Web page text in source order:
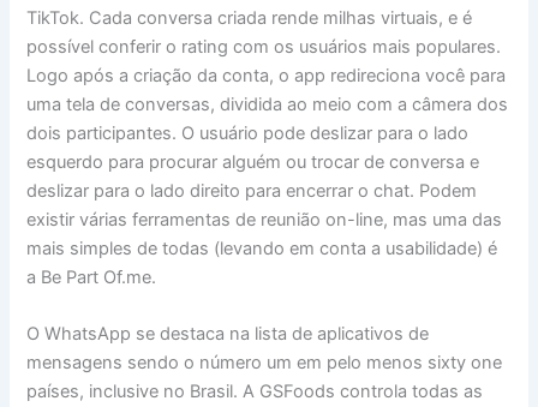
TikTok. Cada conversa criada rende milhas virtuais, e é
possível conferir o rating com os usuários mais populares.
Logo após a criação da conta, o app redireciona você para
uma tela de conversas, dividida ao meio com a câmera dos
dois participantes. O usuário pode deslizar para o lado
esquerdo para procurar alguém ou trocar de conversa e
deslizar para o lado direito para encerrar o chat. Podem
existir várias ferramentas de reunião on-line, mas uma das
mais simples de todas (levando em conta a usabilidade) é
a Be Part Of.me.
O WhatsApp se destaca na lista de aplicativos de
mensagens sendo o número um em pelo menos sixty one
países, inclusive no Brasil. A GSFoods controla todas as